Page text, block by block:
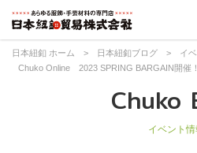
日本紐釦 ホーム > 日本紐釦ブログ > イ
Chuko Online 2023 SPRING BARGAIN開催！
Chuko
イベント情